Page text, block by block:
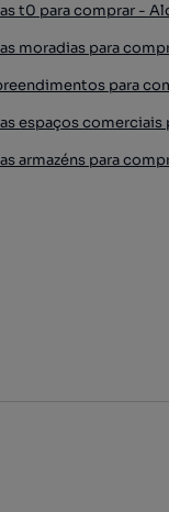
t0 para comprar -
moradias para
para
espaços
armazéns para